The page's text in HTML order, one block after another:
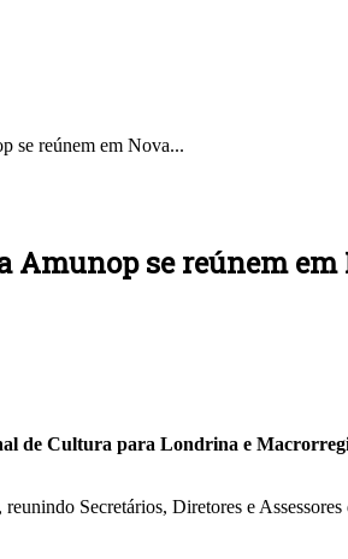
se reúnem em Nova...
se reúnem
de Cultura para Londrina e
Secretários, Diretores e